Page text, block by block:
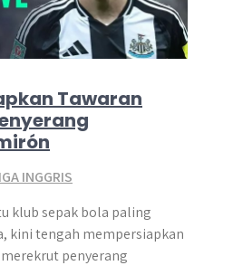
Tawaran
INGGRIS
klub sepak bola paling
kini tengah mempersiapkan
penyerang